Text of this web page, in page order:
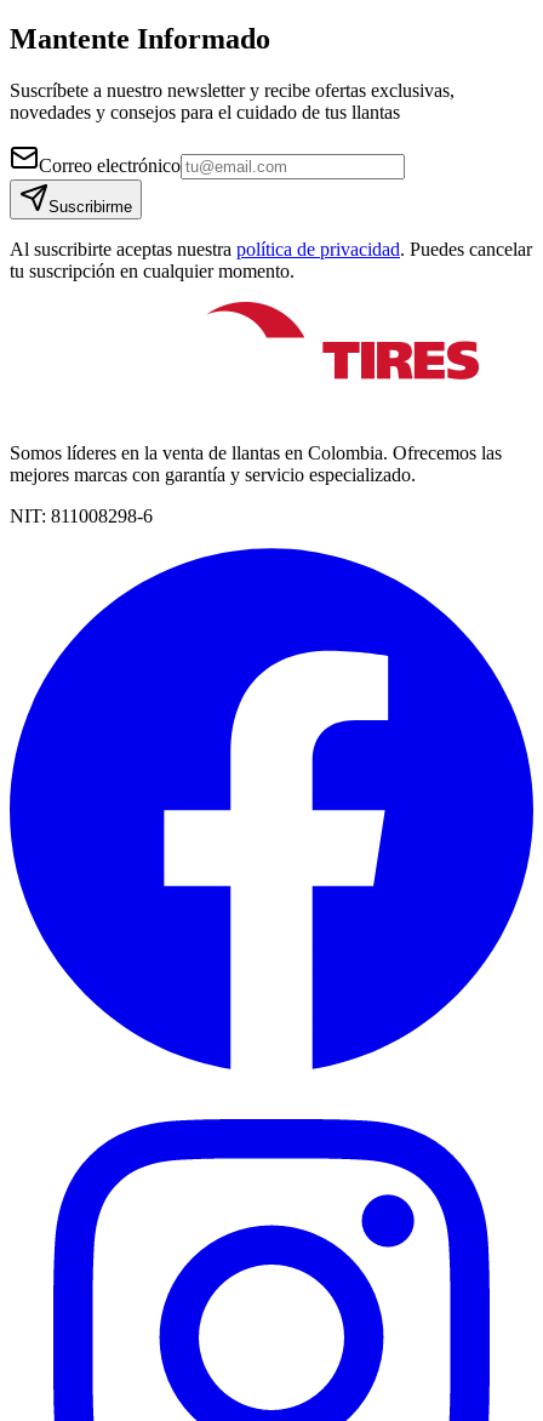
Mantente Informado
Suscríbete a nuestro newsletter y recibe ofertas exclusivas,
novedades y consejos para el cuidado de tus llantas
Correo electrónico
Suscribirme
Al suscribirte aceptas nuestra política de privacidad. Puedes cancelar
tu suscripción en cualquier momento.
Somos líderes en la venta de llantas en Colombia. Ofrecemos las
mejores marcas con garantía y servicio especializado.
NIT: 811008298-6